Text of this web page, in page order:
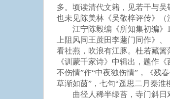
多。顷读清代文籍，见若干与
也未见陈美林《吴敬梓评传》（
江宁陈毅编《所知集初编》12
上阻风同王蔗田李蘧门同作》
看社燕，吹浪有江豚。杜若藏
《训蒙千家诗》中辑出，题作
不伤情”作“中夜独伤情”，《残
草渐如茵”，七句“遥思二月秦
曲径人稀半绿苔，寺门斜日对